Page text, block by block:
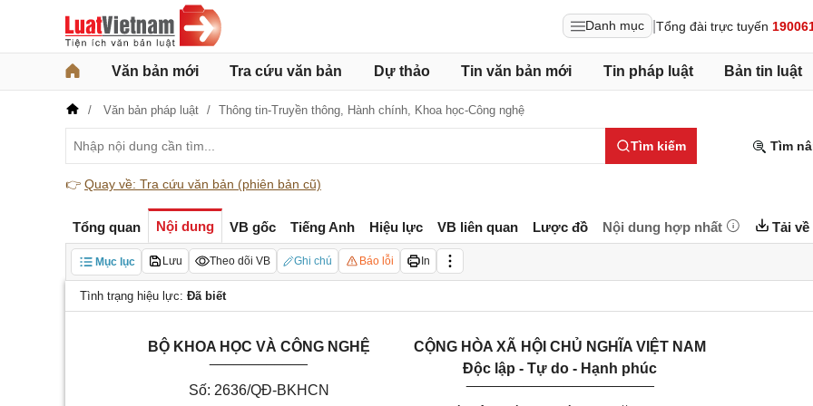
Danh mục Tổng đài trực tuyến
Văn bản mới Tra cứu văn bản Dự thảo Tin văn bản mới Tin pháp luật Bản tin luật
Văn bản pháp luật Thông tin-Truyền thông, Hành chính, Khoa học-Công nghệ
Tìm kiếm Tìm
👉 Quay về: Tra cứu văn bản (phiên bản cũ)
Tổng quan Nội dung VB gốc Tiếng Anh Hiệu lực VB liên quan Lược đồ Nội dung hợp nhất Tải về
Mục lục Lưu Theo dõi VB Ghi chú Báo lỗi In
Tình trạng hiệu lực: Đã biết
BỘ KHOA HỌC VÀ CÔNG NGHỆ
____________
Số: 2636/QĐ-BKHCN
CỘNG HÒA XÃ HỘI CHỦ NGHĨA VIỆT NAM
Độc lập - Tự do - Hạnh phúc
_______________________